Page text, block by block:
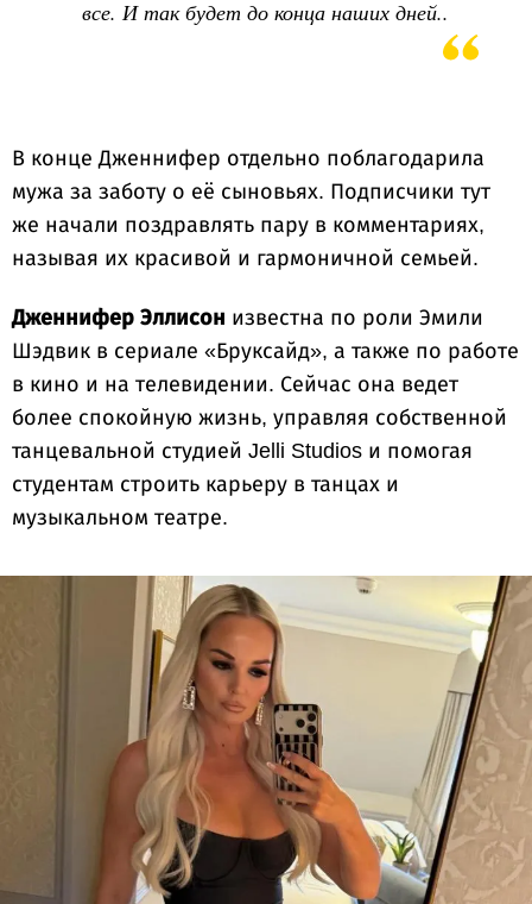
все. И так будет до конца наших дней..
В конце Дженнифер отдельно поблагодарила
мужа за заботу о её сыновьях. Подписчики тут
же начали поздравлять пару в комментариях,
называя их красивой и гармоничной семьей.
Дженнифер Эллисон известна по роли Эмили
Шэдвик в сериале «Бруксайд», а также по работе
в кино и на телевидении. Сейчас она ведет
более спокойную жизнь, управляя собственной
танцевальной студией Jelli Studios и помогая
студентам строить карьеру в танцах и
музыкальном театре.